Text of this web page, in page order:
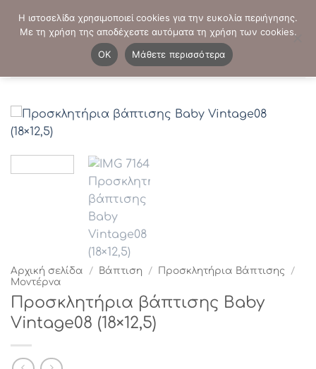
στο
ΤΗΛΕΦΩΝΙΚΕΣ ΠΑΡΑΓΓΕΛΙΕΣ: - 2103821941
Αρχική σελίδα / Βάπτιση / Προσκλητήρια Βάπτισης
/
Μοντέρνα
Προσκλητήρια βάπτισης Baby
Vintage08 (18×12,5)
Η ιστοσελίδα χρησιμοποιεί cookies για την ευκολία περιήγησης.
Με τη χρήση της αποδέχεστε αυτόματα τη χρήση των cookies.
OK
Μάθετε περισσότερα